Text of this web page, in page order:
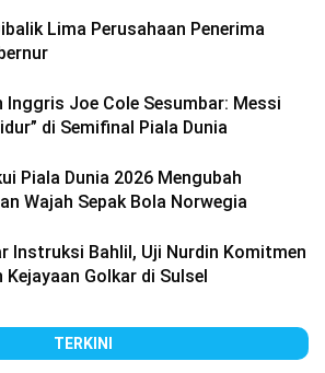
Lima Perusahaan Penerima
Inggris Joe Cole Sesumbar: Messi
di Semifinal Piala Dunia
Piala Dunia 2026 Mengubah
Wajah Sepak Bola Norwegia
Instruksi Bahlil, Uji Nurdin Komitmen
Kejayaan Golkar di Sulsel
TERKINI